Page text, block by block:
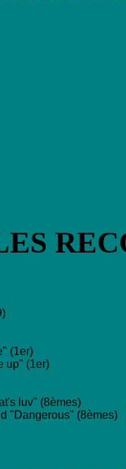
(1er)
up" (1er)
luv" (8èmes)
"Dangerous" (8èmes)